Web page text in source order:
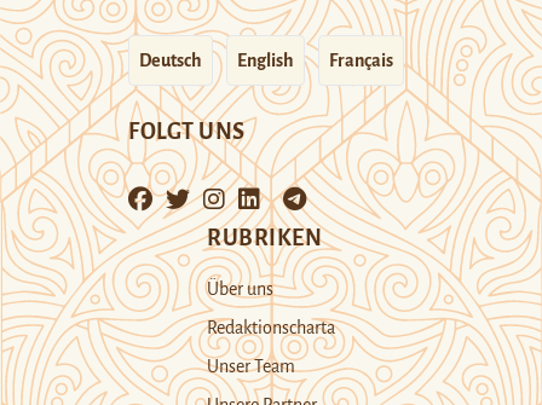
Deutsch English Français
FOLGT UNS
RUBRIKEN
Über uns
Redaktionscharta
Unser Team